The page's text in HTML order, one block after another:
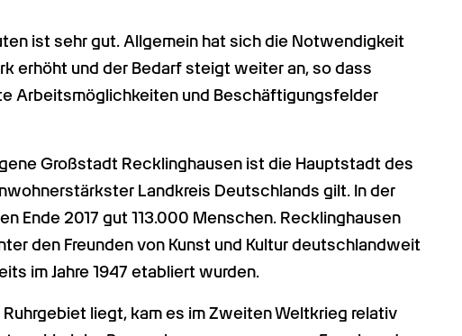
ist sehr gut. Allgemein hat sich die Notwendigkeit
erhöht und der Bedarf steigt weiter an, so dass
Arbeitsmöglichkeiten und Beschäftigungsfelder
Großstadt Recklinghausen ist die Hauptstadt des
Landkreis Deutschlands gilt. In der
Ende 2017 gut 113.000 Menschen. Recklinghausen
den Freunden von Kunst und Kultur deutschlandweit
im Jahre 1947 etabliert wurden.
liegt, kam es im Zweiten Weltkrieg relativ